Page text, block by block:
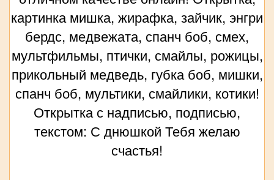
картинка мишка, жирафка, зайчик, энгри
бердс, медвежата, спанч боб, смех,
мультфильмы, птички, смайлы, рожицы,
прикольный медведь, губка боб, мишки,
спанч боб, мультики, смайлики, котики!
Открытка с надписью, подписью,
текстом: С днюшкой Тебя желаю
счастья!